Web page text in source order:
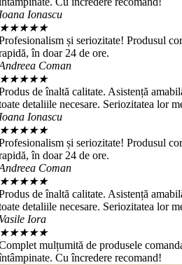
Ionascu
★★★★
și seriozitate! Produsul
în doar 24 de ore.
Coman
★★★★
de înaltă calitate. Asistență
detaliile necesare. Seriozitatea lor
Ionascu
★★★★
și seriozitate! Produsul
în doar 24 de ore.
Coman
★★★★
de înaltă calitate. Asistență
detaliile necesare. Seriozitatea lor
Iora
★★★★
mulțumită de produsele
Cu încredere recomand!